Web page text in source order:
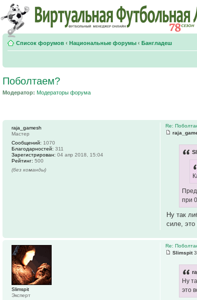
Список форумов ‹ Национальные форумы ‹ Бангладеш
Поболтаем?
Модератор: Модераторы форума
Re:
при
Ну так
силе,
raja_gamesh
Мастер
Сообщений: 1070
Благодарностей: 311
Зарегистрирован: 04 апр 2018, 15:04
Рейтинг: 500
(без команды)
Re:
Slimspit
Ну
это
Slimspit
Эксперт